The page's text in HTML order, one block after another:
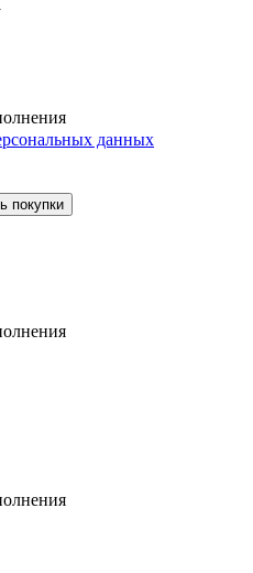
данных
покупки